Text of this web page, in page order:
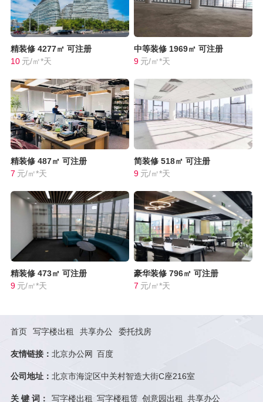
精装修 4277㎡ 可注册
10 元/㎡*天
中等装修 1969㎡ 可注册
9 元/㎡*天
精装修 487㎡ 可注册
7 元/㎡*天
简装修 518㎡ 可注册
9 元/㎡*天
精装修 473㎡ 可注册
9 元/㎡*天
豪华装修 796㎡ 可注册
7 元/㎡*天
首页 写字楼出租 共享办公 委托找房
友情链接： 北京办公网 百度
公司地址： 北京市海淀区中关村智造大街C座216室
关 键 词： 写字楼出租 写字楼租赁 创意园出租 共享办公